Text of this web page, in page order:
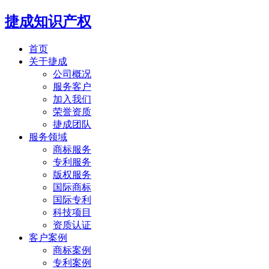
捷成知识产权
首页
关于捷成
公司概况
服务客户
加入我们
荣誉资质
捷成团队
服务领域
商标服务
专利服务
版权服务
国际商标
国际专利
科技项目
资质认证
客户案例
商标案例
专利案例